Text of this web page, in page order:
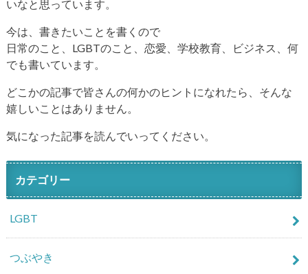
いなと思っています。
今は、書きたいことを書くので
日常のこと、LGBTのこと、恋愛、学校教育、ビジネス、何
でも書いています。
どこかの記事で皆さんの何かのヒントになれたら、そんな
嬉しいことはありません。
気になった記事を読んでいってください。
カテゴリー
LGBT
つぶやき